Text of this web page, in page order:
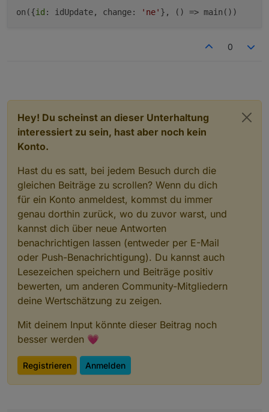
on({id : idUpdate, change: 'ne' }, () => main())
0
Hey! Du scheinst an dieser Unterhaltung
interessiert zu sein, hast aber noch kein
Konto.
Hast du es satt, bei jedem Besuch durch die
gleichen Beiträge zu scrollen? Wenn du dich
für ein Konto anmeldest, kommst du immer
genau dorthin zurück, wo du zuvor warst, und
kannst dich über neue Antworten
benachrichtigen lassen (entweder per E-Mail
oder Push-Benachrichtigung). Du kannst auch
Lesezeichen speichern und Beiträge positiv
bewerten, um anderen Community-Mitgliedern
deine Wertschätzung zu zeigen.
Mit deinem Input könnte dieser Beitrag noch
besser werden 💗
Registrieren Anmelden